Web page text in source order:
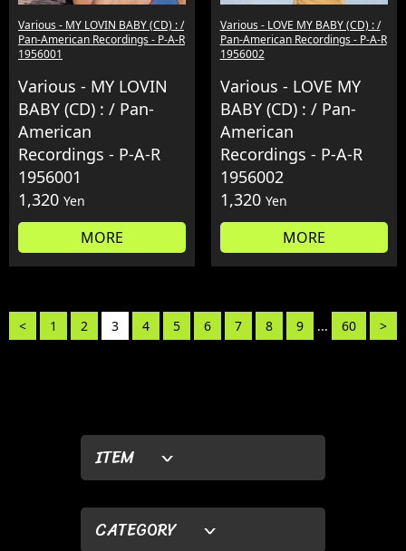
ITEM
CATEGORY
Various - MY LOVIN BABY (CD) : /
Pan-American Recordings - P-A-R
1956001
Various - MY LOVIN
BABY (CD) : / Pan-
American
Recordings - P-A-R
1956001
1,320 Yen
MORE
Various - LOVE MY BABY (CD) : /
Pan-American Recordings - P-A-R
1956002
Various - LOVE MY
BABY (CD) : / Pan-
American
Recordings - P-A-R
1956002
1,320 Yen
MORE
< 1 2 3 4 5 6 7 8 9 ... 60 >